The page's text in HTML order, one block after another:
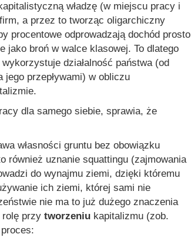
władzę (w miejscu pracy i
a przez to tworząc oligarchiczny
procentowe odprowadzają dochód prosto
jako broń w walce klasowej. To dlatego
działalność państwa (od
jego przepływami) w obliczu
dla samego siebie, sprawia, że
własności gruntu bez obowiązku
również uznanie squattingu (zajmowania
do wynajmu ziemi, dzięki któremu
ich ziemi, której sami nie
nie ma to już dużego znaczenia
rolę przy tworzeniu kapitalizmu (zob.